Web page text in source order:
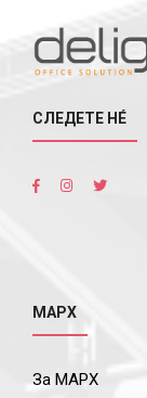
СЛЕДЕТЕ НÉ
МАРХ
За МАРХ